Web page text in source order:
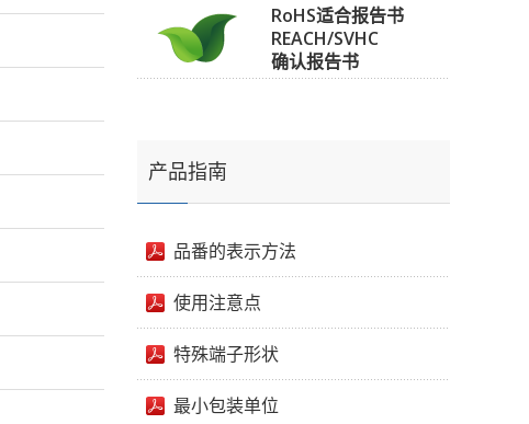
RoHS适合报告书
REACH/SVHC
确认报告书
产品指南
品番的表示方法
使用注意点
特殊端子形状
最小包装单位